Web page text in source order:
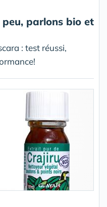
parlons bio et
: test réussi,